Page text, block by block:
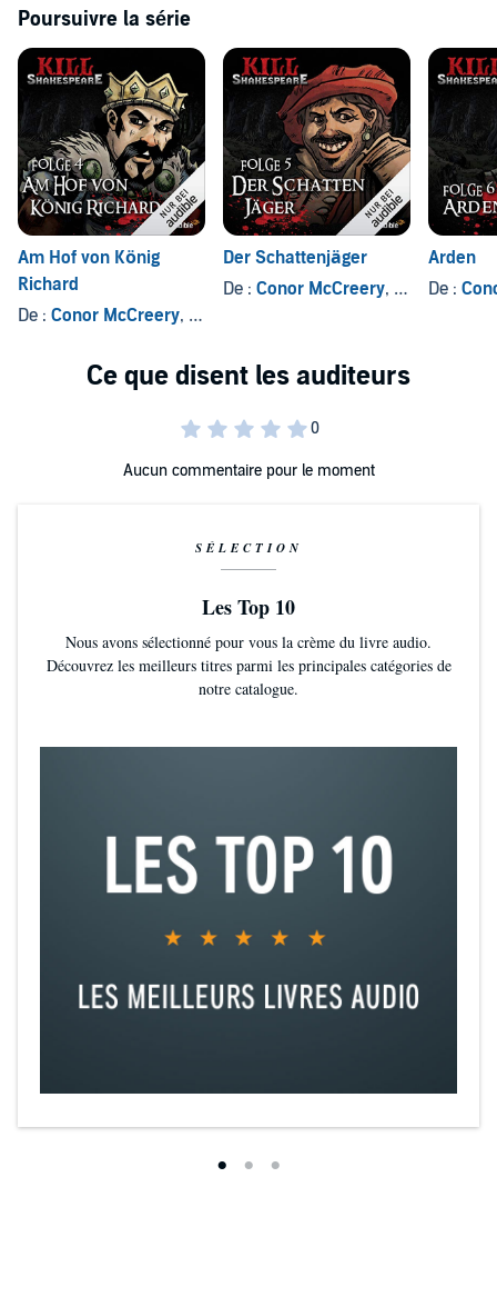
Poursuivre la série
Am Hof von König
Richard
De : Conor McCreery, et autres
Der Schattenjäger
De : Conor McCreery, et autres
Arden
De :
Aucun commentaire pour le moment
SÉLECTION
Les Top 10
Nous avons sélectionné pour vous la crème du livre audio.
Découvrez les meilleurs titres parmi les principales catégories de
notre catalogue.